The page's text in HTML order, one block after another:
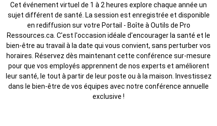
Cet événement virtuel de 1 à 2 heures explore chaque année un
sujet différent de santé. La session est enregistrée et disponible
en rediffusion sur votre Portail - Boîte à Outils de Pro
Ressources.ca. C'est l'occasion idéale d'encourager la santé et le
bien-être au travail à la date qui vous convient, sans perturber vos
horaires. Réservez dès maintenant cette conférence sur-mesure
pour que vos employés apprennent de nos experts et améliorent
leur santé, le tout à partir de leur poste ou à la maison. Investissez
dans le bien-être de vos équipes avec notre conférence annuelle
exclusive !